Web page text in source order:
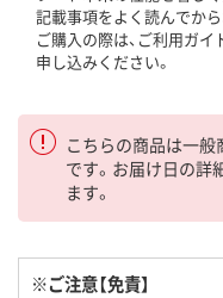
記載事項をよく読んでから
ご購入の際は、ご利用ガイ
申し込みください。
こちらの商品は一
です。お届け日の詳
ます。
※ご注意【免責】